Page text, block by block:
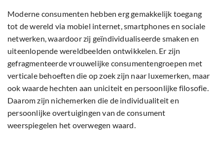
Moderne consumenten hebben erg gemakkelijk toegang
tot de wereld via mobiel internet, smartphones en sociale
netwerken, waardoor zij geïndividualiseerde smaken en
uiteenlopende wereldbeelden ontwikkelen. Er zijn
gefragmenteerde vrouwelijke consumentengroepen met
verticale behoeften die op zoek zijn naar luxemerken, maar
ook waarde hechten aan uniciteit en persoonlijke filosofie.
Daarom zijn nichemerken die de individualiteit en
persoonlijke overtuigingen van de consument
weerspiegelen het overwegen waard.